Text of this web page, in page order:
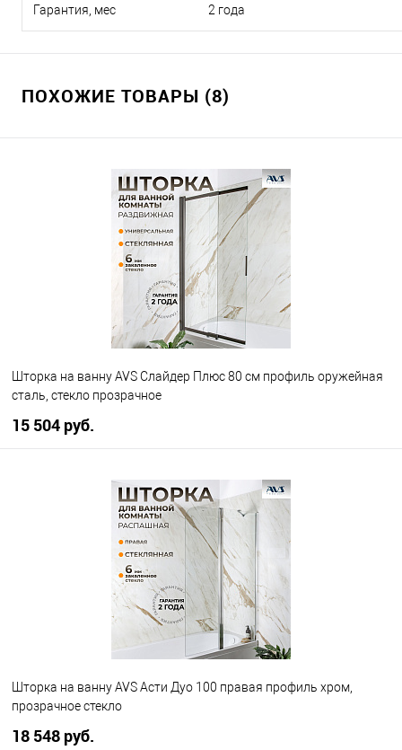
Гарантия, мес 2 года
ПОХОЖИЕ ТОВАРЫ (8)
Шторка на ванну AVS Слайдер Плюс 80 см профиль оружейная
сталь, стекло прозрачное
15 504 руб.
В корзину
В наличии
Шторка на ванну AVS Асти Дуо 100 правая профиль хром,
прозрачное стекло
18 548 руб.